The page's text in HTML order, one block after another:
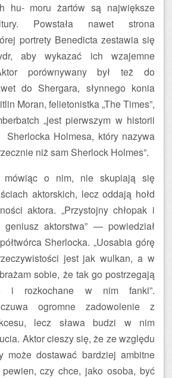
hu- moru żartów są największe
Powstała nawet strona
portrety Benedicta zestawia się
aby wykazać ich wzajemne
porównywany był też do
do Shergara, słynnego konia
Moran, felietonistka „The Times”,
„jest pierwszym w historii
Sherlocka Holmesa, który nazywa
niż sam Sherlock Holmes”.
mówiąc o nim, nie skupiają się
aktorskich, lecz oddają hołd
aktora. „Przystojny chłopak i
geniusz aktorstwa” — powiedział
Sherlocka. „Uosabia górę
jest jak wulkan, a w
sobie, że tak go postrzegają
i rozkochane w nim fanki”.
ogromne zadowolenie z
lecz sława budzi w nim
Aktor cieszy się, że ze względu
może dostawać bardziej ambitne
czy chce, jako osoba, być